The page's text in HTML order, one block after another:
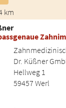
km
Dr. Küßner
Hellweg 1
59457 Werl